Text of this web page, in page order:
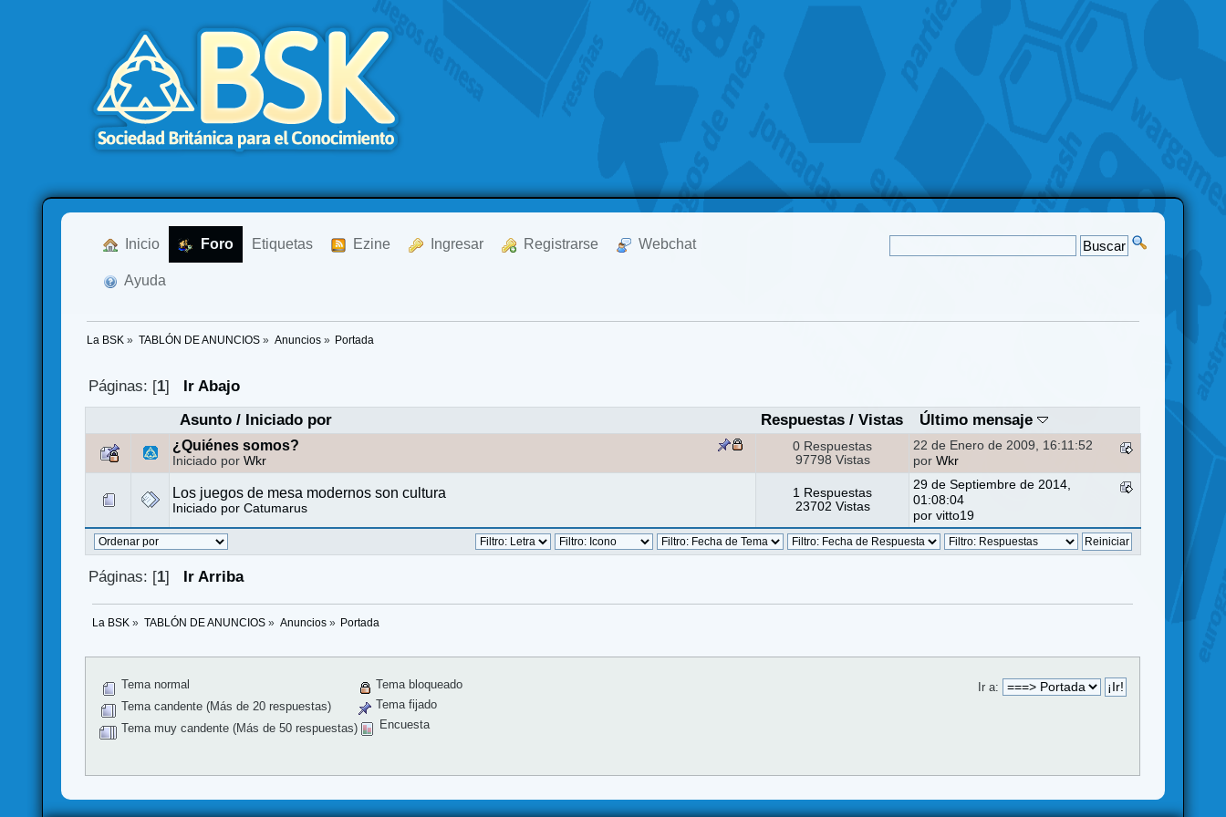
Inicio Foro Etiquetas Ezine Ingresar Registrarse Webchat
Ayuda
La BSK » TABLÓN DE ANUNCIOS» Anuncios» Portada
Páginas: [1]
Ir Abajo
Asunto/ Iniciado por Respuestas /Vistas Último mensaje
¿Quiénes somos?
Iniciado porWkr
0 Respuestas
97798 Vistas
22 de Enero de 2009, 16:11:52
porWkr
Los juegos de mesa modernos son cultura
Iniciado porCatumarus
1 Respuestas
23702 Vistas
29 de Septiembre de 2014,
01:08:04
porvitto19
Páginas: [1] Ir Arriba
La BSK » TABLÓN DE ANUNCIOS» Anuncios» Portada
Ir a:
Tema normal
Tema candente (Más de 20 respuestas)
Tema muy candente (Más de 50 respuestas)
Tema bloqueado
Tema fijado
Encuesta